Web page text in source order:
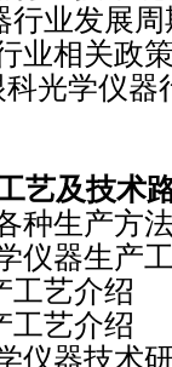
发展周
相关政
光学仪器
艺及技术
生产方
器生产
艺介绍
艺介绍
器技术